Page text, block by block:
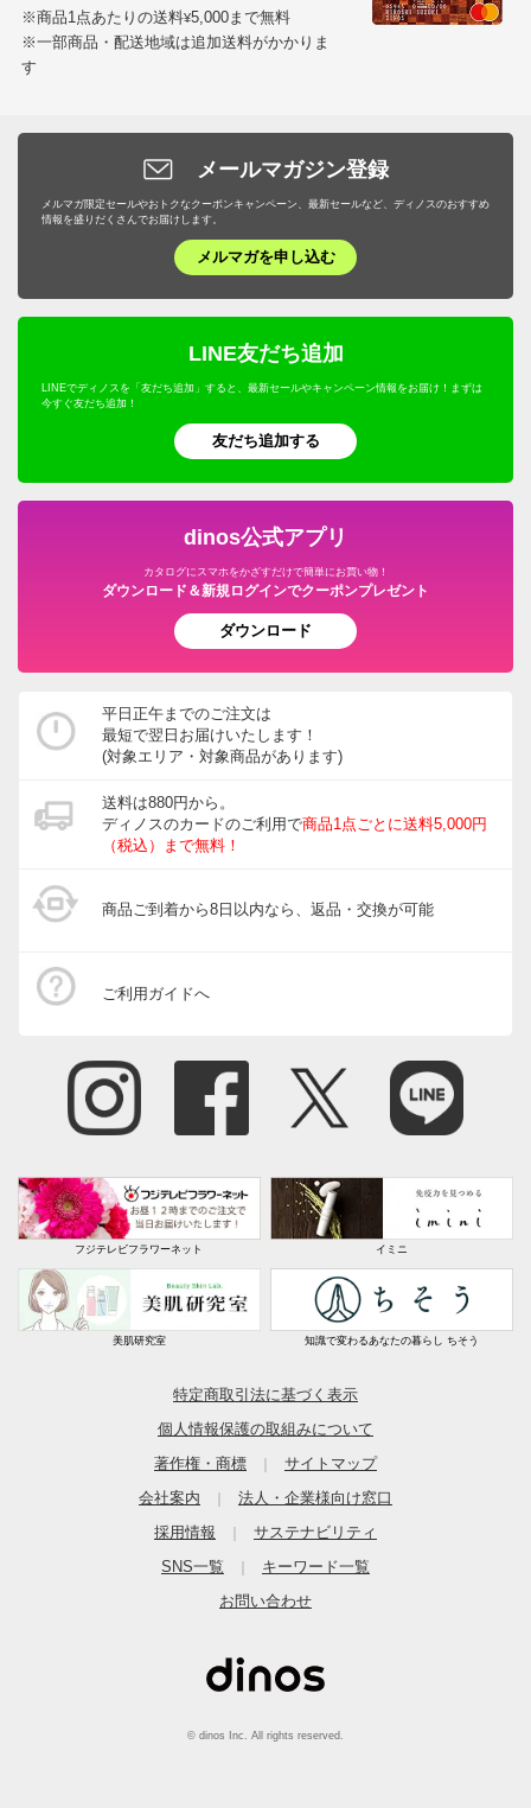
※商品1点あたりの送料¥5,000まで無料
※一部商品・配送地域は追加送料がかかりま
す
メールマガジン登録
メルマガ限定セールやおトクなクーポンキャンペーン、最新セールなど、ディノスのおすすめ
情報を盛りだくさんでお届けします。
メルマガを申し込む
LINE友だち追加
LINEでディノスを「友だち追加」すると、最新セールやキャンペーン情報をお届け！まずは
今すぐ友だち追加！
友だち追加する
dinos公式アプリ
カタログにスマホをかざすだけで簡単にお買い物！
ダウンロード＆新規ログインでクーポンプレゼント
ダウンロード
平日正午までのご注文は
最短で翌日お届けいたします！
(対象エリア・対象商品があります)
送料は880円から。
ディノスのカードのご利用で商品1点ごとに送料5,000円
（税込）まで無料！
商品ご到着から8日以内なら、返品・交換が可能
ご利用ガイドへ
フジテレビフラワーネット イミニ
美肌研究室 知識で変わるあなたの暮らし ちそう
特定商取引法に基づく表示
個人情報保護の取組みについて
著作権・商標
｜
サイトマップ
会社案内
｜
法人・企業様向け窓口
採用情報
｜
サステナビリティ
SNS一覧
｜
キーワード一覧
お問い合わせ
© dinos Inc. All rights reserved.